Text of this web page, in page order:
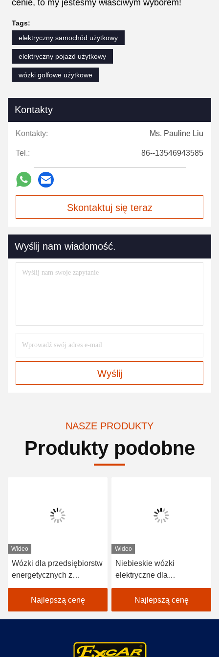
cenie, to my jesteśmy właściwym wyborem!
Tags:
elektryczny samochód użytkowy
elektryczny pojazd użytkowy
wózki golfowe użytkowe
Kontakty
Kontakty: Ms. Pauline Liu
Tel.: 86--13546943585
Skontaktuj się teraz
Wyślij nam wiadomość.
Wyślij
NASZE PRODUKTY
Produkty podobne
Wideo
Wózki dla przedsiębiorstw
energetycznych z
akumulatorem Trojan 48V
i ładownością 600 kg,
odpowiednie do
zastosowań w hotelach i
Najlepszą cenę
Wideo
Niebieskie wózki
elektryczne dla
przedsiębiorstw
użyteczności publicznej
zbudowane z regulatorów
wysokiej częstotliwości 48
Curtis dla płynnego
Najlepszą cenę